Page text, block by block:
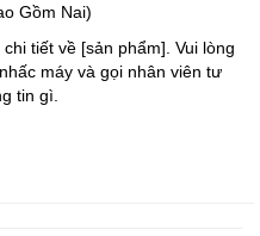
Gồm Nai)
tiết về [sản phẩm]. Vui lòng
máy và gọi nhân viên tư
tin gì.